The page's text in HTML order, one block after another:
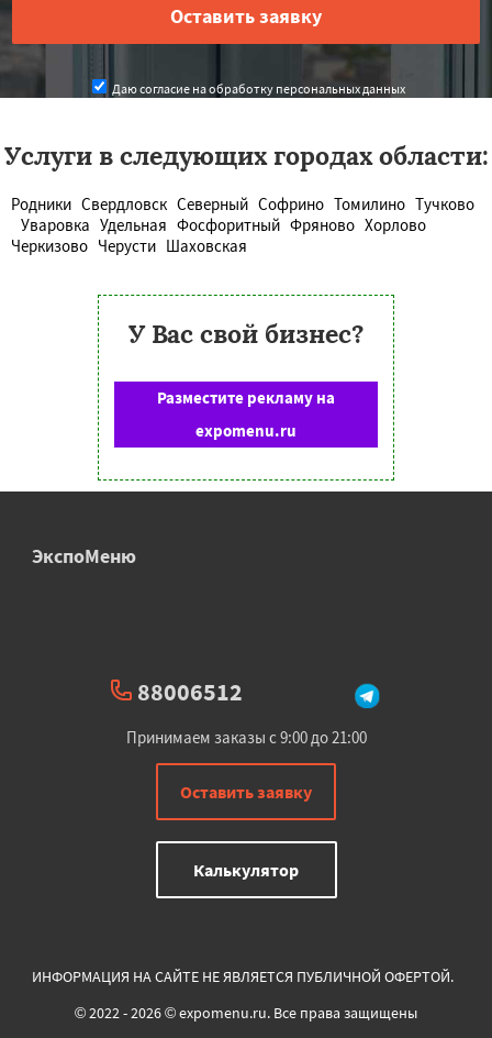
Даю согласие на обработку персональных данных
Услуги в следующих городах области:
Родники Свердловск Северный Софрино Томилино Тучково
Уваровка Удельная Фосфоритный Фряново Хорлово
Черкизово Черусти Шаховская
У Вас свой бизнес?
Разместите рекламу на
expomenu.ru
ЭкспоМеню
88006512
Принимаем заказы с 9:00 до 21:00
Оставить заявку
Калькулятор
ИНФОРМАЦИЯ НА САЙТЕ НЕ ЯВЛЯЕТСЯ ПУБЛИЧНОЙ ОФЕРТОЙ.
© 2022 - 2026 © expomenu.ru. Все права защищены